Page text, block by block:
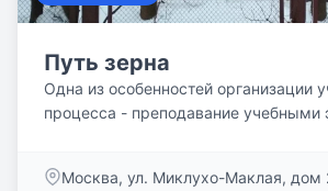
Путь зерна
Одна из особенностей организации
процесса - преподавание учебными
математика, русский язык и
Москва, ул. Миклухо-Маклая, дом